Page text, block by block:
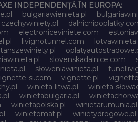
INDEPENDENȚĂ ÎN EUROPA:
bulgariawienieta.pl
czechywiniety.pl
electroniceviniete.com
livignotunnel.com
slovenskadalnice.com
słoweniawinieta.pl
si.com vignette.pl
winieta-litwa.pl winieta-
winietabulgaria.pl
winietapolska.pl winietarumunia.pl
winietomat.pl winietydrogowe.pl